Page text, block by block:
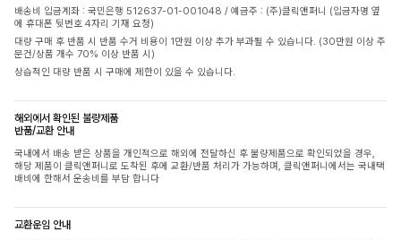
배송비 입금계좌 : 국민은행 512637-01-001048 / 예금주 : (주)클릭앤퍼니 (입금자명 옆
에 휴대폰 뒷번호 4자리 기재 요청)
대량 구매 후 반품 시 반품 수거 비용이 1만원 이상 추가 부과될 수 있습니다. (30만원 이상 주
문건/상품 개수 70% 이상 반품 시)
상습적인 대량 반품 시 구매에 제한이 있을 수 있습니다.
해외에서 확인된 불량제품
반품/교환 안내
국내에서 배송 받은 상품을 개인적으로 해외에 전달하신 후 불량제품으로 확인되었을 경우,
해당 제품이 클릭앤퍼니로 도착된 후에 교환/반품 처리가 가능하며, 클릭앤퍼니에서는 국내택
배비에 한해서 운송비를 부담 합니다
교환운임 안내